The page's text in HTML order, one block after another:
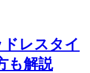
レスタイ
も解説